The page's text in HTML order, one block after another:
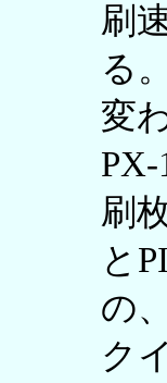
刷
る
変
刷
と
の
ク